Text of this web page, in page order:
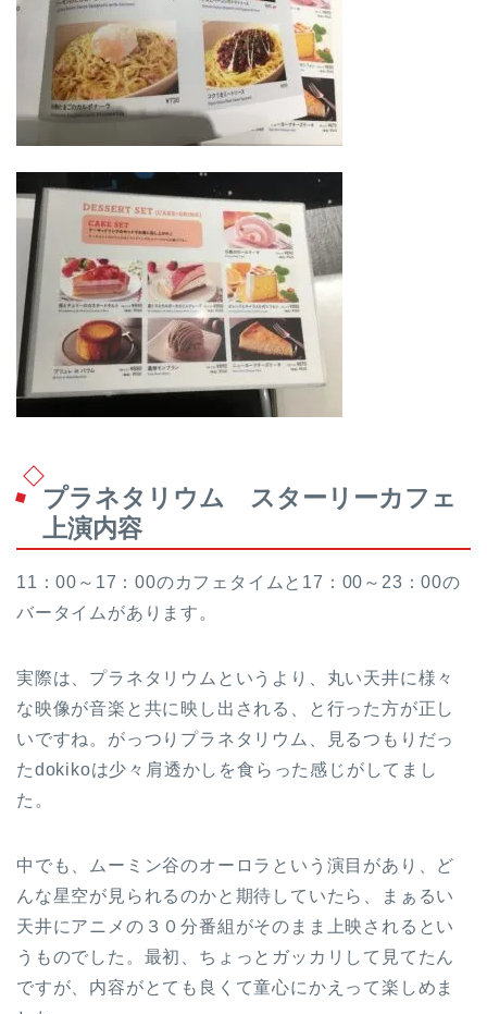
プラネタリウム スターリーカフェ
上演内容
11：00～17：00のカフェタイムと17：00～23：00の
バータイムがあります。
実際は、プラネタリウムというより、丸い天井に様々
な映像が音楽と共に映し出される、と行った方が正し
いですね。がっつりプラネタリウム、見るつもりだっ
たdokikoは少々肩透かしを食らった感じがしてまし
た。
中でも、ムーミン谷のオーロラという演目があり、ど
んな星空が見られるのかと期待していたら、まぁるい
天井にアニメの３０分番組がそのまま上映されるとい
うものでした。最初、ちょっとガッカリして見てたん
ですが、内容がとても良くて童心にかえって楽しめま